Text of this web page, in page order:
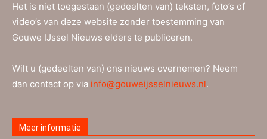
Het is niet toegestaan (gedeelten van) teksten, foto’s of
video’s van deze website zonder toestemming van
Gouwe IJssel Nieuws elders te publiceren.
Wilt u (gedeelten van) ons nieuws overnemen? Neem
dan contact op via info@gouweijsselnieuws.nl.
Meer informatie